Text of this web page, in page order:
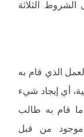
الشروط الثلاثة
الذي قام به
أي إيجاد شيء
إذا كان ما قام به طالب
من قبل